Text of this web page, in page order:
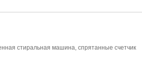
стиральная машина, спрятанные счетчик